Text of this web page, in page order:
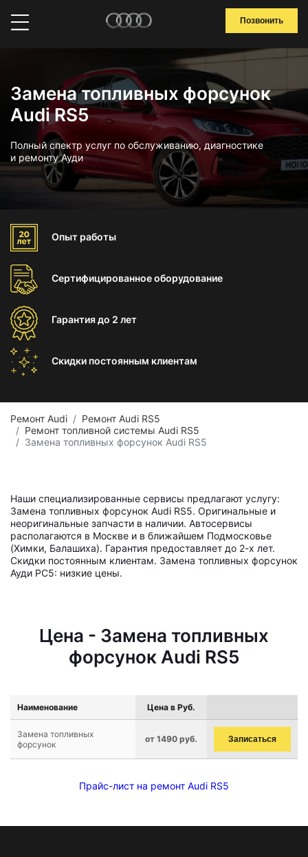
Позвонить
Замена топливных форсунок
Audi RS5
Полный спектр услуг по обслуживанию, диагностике
и ремонту Ауди
Опыт работы
Сертифицированноеоборудование
Гарантиядо 2 лет
Скидки постоянным клиентам
Ремонт Audi
Ремонт Audi RS5
Ремонт топливной системы Audi RS5
Замена топливных форсунок Audi RS5
Наши специализированные сервисы предлагают услугу:
Замена топливных форсунок Audi RS5. Оригинальные и
неоригинальные запчасти в наличии. Автосервисы
располагаются в Москве и в ближайшем Подмосковье
(Химки, Балашиха). Гарантия предоставляет до 2-х лет.
Скидки постоянным клиентам. Замена топливных форсунок
Ауди РС5: низкие цены.
Цена - Замена топливных
форсунок Audi RS5
Наименование Цена в Руб.
Замена топливных
форсунок
от 1490 руб. Записаться
Прайс-лист на ремонт Audi RS5